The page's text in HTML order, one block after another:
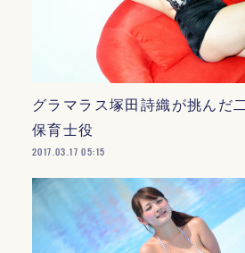
グラマラス塚田詩織が挑んだ
保育士役
2017.03.17 05:15